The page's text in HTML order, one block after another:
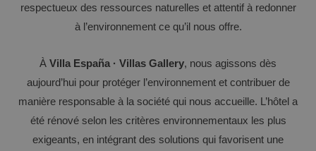
respectueux des ressources naturelles et attentif à redonner
à l’environnement ce qu’il nous offre.
À Villa España · Villas Gallery, nous agissons dès
aujourd’hui pour protéger l’environnement et contribuer de
manière responsable à la société qui nous accueille. L’hôtel a
été rénové selon les critères environnementaux les plus
exigeants, en intégrant des solutions qui favorisent une